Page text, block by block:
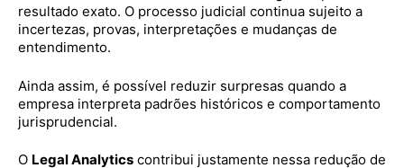
resultado exato. O processo judicial continua sujeito a
incertezas, provas, interpretações e mudanças de
entendimento.
Ainda assim, é possível reduzir surpresas quando a
empresa interpreta padrões históricos e comportamento
jurisprudencial.
O Legal Analytics contribui justamente nessa redução de